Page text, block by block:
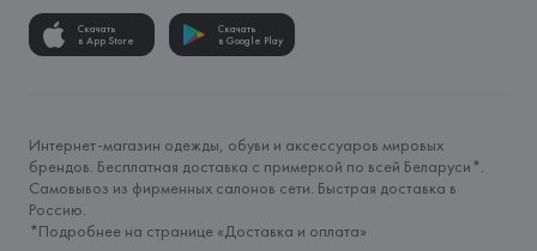
Скачать
в App Store
Скачать
в Google Play
Интернет-магазин одежды, обуви и аксессуаров мировых
брендов. Бесплатная доставка с примеркой по всей Беларуси*.
Самовывоз из фирменных салонов сети. Быстрая доставка в
Россию.
*Подробнее на странице «Доставка и оплата»